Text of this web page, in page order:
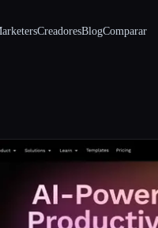
CreadoresBlogComparar